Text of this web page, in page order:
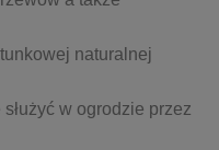
naturalnej
w ogrodzie przez